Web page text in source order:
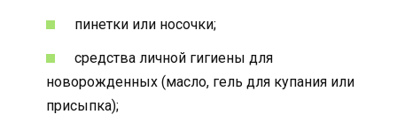
пинетки или носочки;
средства личной гигиены для
новорожденных (масло, гель для купания или
присыпка);